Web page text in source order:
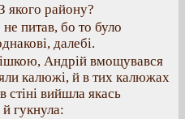
якого району?
питав, бо то було
далебі.
Андрій вмощувався
калюжі, й в тих калюжах
стіні вийшла якась
гукнула: